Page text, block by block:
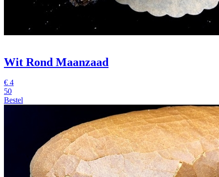
Wit Rond Maanzaad
€ 4
50
Bestel